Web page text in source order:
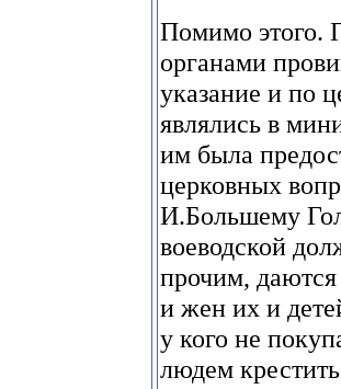
Помимо этого.
органами
указание и по
являлись в
им была
церковных
И.Большему
воеводской
прочим,
и жен их и
у кого не
людем